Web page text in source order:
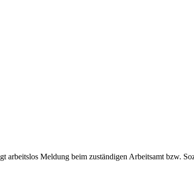
Meldung beim zuständigen Arbeitsamt bzw.